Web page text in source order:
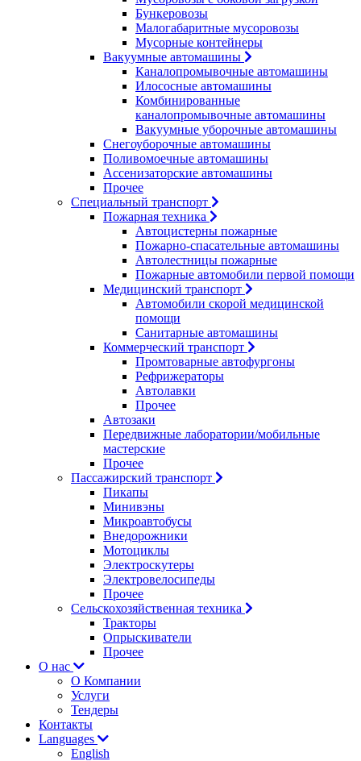
Бункеровозы
Малогабаритные мусоровозы
Мусорные контейнеры
Вакуумные автомашины
Каналопромывочные автомашины
Илососные автомашины
Комбинированные
каналопромывочные автомашины
Вакуумные уборочные автомашины
Снегоуборочные автомашины
Поливомоечные автомашины
Ассенизаторские автомашины
Прочее
Специальный транспорт
Пожарная техника
Автоцистерны пожарные
Пожарно-спасательные автомашины
Автолестницы пожарные
Пожарные автомобили первой помощи
Медицинский транспорт
Автомобили скорой медицинской
помощи
Санитарные автомашины
Коммерческий транспорт
Промтоварные автофургоны
Рефрижераторы
Автолавки
Прочее
Автозаки
Передвижные лаборатории/мобильные
мастерские
Прочее
Пассажирский транспорт
Пикапы
Минивэны
Микроавтобусы
Внедорожники
Мотоциклы
Электроскутеры
Электровелосипеды
Прочее
Сельскохозяйственная техника
Тракторы
Опрыскиватели
Прочее
О нас
О Компании
Услуги
Тендеры
Контакты
Languages
English